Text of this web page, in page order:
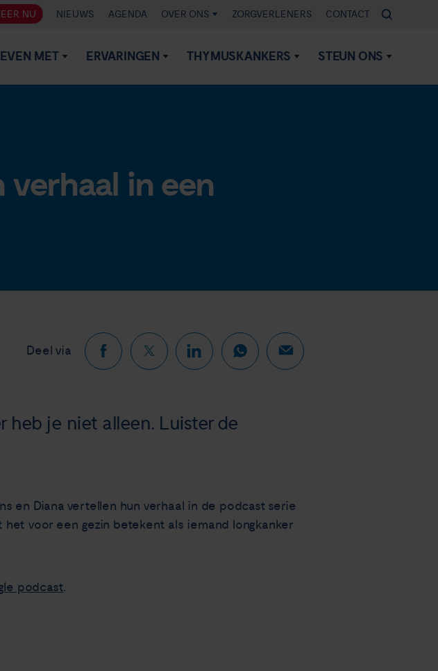
NU NIEUWS AGENDA OVER ONS ZORGVERLENERS CONTACT
MET ERVARINGEN THYMUSKANKERS STEUN ONS
verhaal in een
Deel via
heb je niet alleen. Luister de
en Diana vertellen hun verhaal in de podcast serie
voor een gezin betekent als iemand longkanker
podcast.